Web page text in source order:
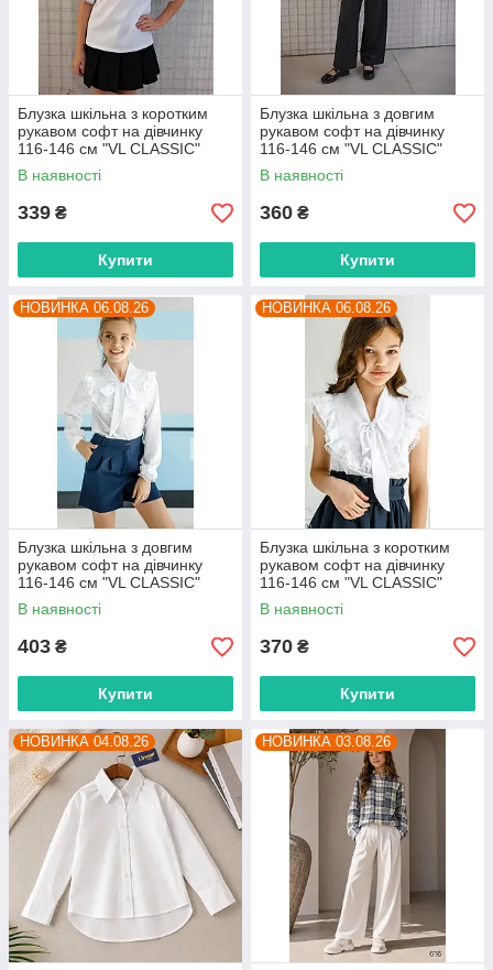
Блузка шкільна з коротким
рукавом софт на дівчинку
116-146 см "VL CLASSIC"
недорого від прямого
постачальника
В наявності
339 ₴
Купити
Блузка шкільна з довгим
рукавом софт на дівчинку
116-146 см "VL CLASSIC"
недорого від прямого
постачальника
В наявності
360 ₴
Купити
НОВИНКА 06.08.26
Блузка шкільна з довгим
рукавом софт на дівчинку
116-146 см "VL CLASSIC"
недорого від прямого
постачальника
В наявності
403 ₴
Купити
НОВИНКА 06.08.26
Блузка шкільна з коротким
рукавом софт на дівчинку
116-146 см "VL CLASSIC"
недорого від прямого
постачальника
В наявності
370 ₴
Купити
НОВИНКА 04.08.26 НОВИНКА 03.08.26